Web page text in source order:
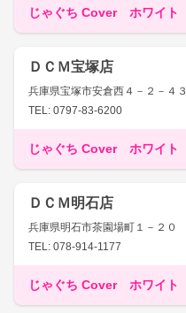
じゃぐち Cover ホワイト
ＤＣＭ宝塚店
兵庫県宝塚市安倉西４－２－４３
TEL: 0797-83-6200
じゃぐち Cover ホワイト
ＤＣＭ明石店
兵庫県明石市茶園場町１－２０
TEL: 078-914-1177
じゃぐち Cover ホワイト